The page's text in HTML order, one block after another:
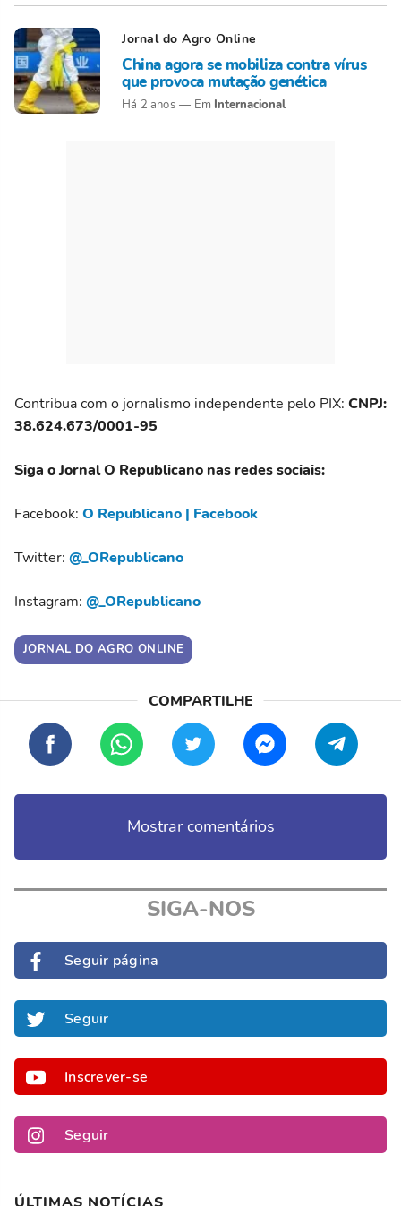
Jornal do Agro Online
China agora se mobiliza contra vírus
que provoca mutação genética
Há 2 anos Internacional
Contribua com o jornalismo independente pelo PIX: CNPJ:
38.624.673/0001-95
Siga o Jornal O Republicano nas redes sociais:
Facebook: O Republicano | Facebook
Twitter: @_ORepublicano
Instagram: @_ORepublicano
JORNAL DO AGRO ONLINE
Mostrar comentários
SIGA-NOS
Seguir página
Seguir
Inscrever-se
Seguir